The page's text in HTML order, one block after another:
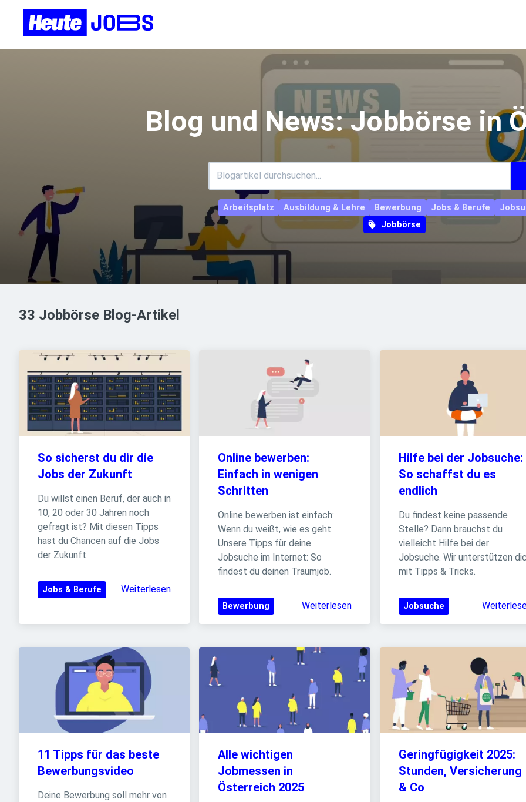
Blog und News: Jobbörse in
Arbeitsplatz Ausbildung & Lehre Bewerbung Jobs & Berufe
Jobbörse
33 Jobbörse Blog-Artikel
So sicherst du dir die
Jobs der Zukunft
Du willst einen Beruf, der auch in
10, 20 oder 30 Jahren noch
gefragt ist? Mit diesen Tipps
hast du Chancen auf die Jobs
der Zukunft.
Jobs & Berufe Weiterlesen
Online bewerben:
Einfach in wenigen
Schritten
Online bewerben ist einfach:
Wenn du weißt, wie es geht.
Unsere Tipps für deine
Jobsuche im Internet: So
findest du deinen Traumjob.
Bewerbung Weiterlesen
Hilfe bei der Jobsuche:
So schaffst du es
endlich
Du findest keine passende
Stelle? Dann brauchst du
vielleicht Hilfe bei der
Jobsuche. Wir unterstützen
mit Tipps & Tricks.
Jobsuche
11 Tipps für das beste
Bewerbungsvideo
Deine Bewerbung soll mehr von
Alle wichtigen
Jobmessen in
Österreich 2025
Geringfügigkeit 2025:
Stunden, Versicherung
& Co